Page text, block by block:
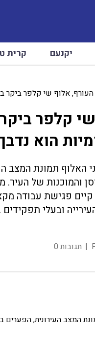
יקנעם קרית
אלוף שי קלפר ביקר
קלפר
הוא
האלוף תמונת המצב
והמוכנות של
פגישת עבודה
ובעלי
תגובות 0
המצב העירונית,